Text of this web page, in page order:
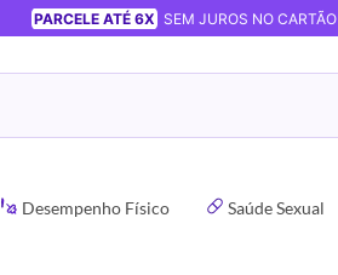
PARCELE ATÉ 6X SEM JUROS NO CARTÃO
Desempenho Físico Saúde Sexual